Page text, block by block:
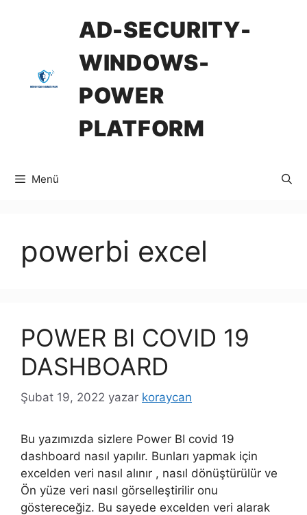
AD-SECURITY-
WINDOWS-
POWER
PLATFORM
Menü
powerbi excel
POWER BI COVID 19
DASHBOARD
Şubat 19, 2022 yazar koraycan
Bu yazımızda sizlere Power BI covid 19
dashboard nasıl yapılır. Bunları yapmak için
excelden veri nasıl alınır , nasıl dönüştürülür ve
Ön yüze veri nasıl görselleştirilir onu
göstereceğiz. Bu sayede excelden veri alarak